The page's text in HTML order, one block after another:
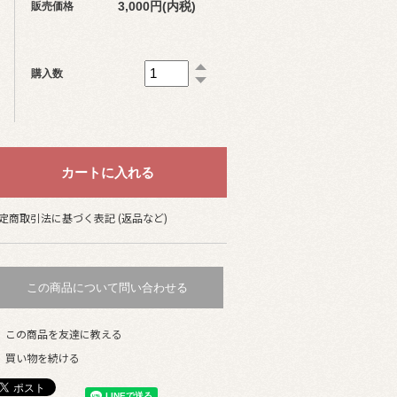
販売価格 3,000円(内税)
購入数
商取引法に基づく表記 (返品など)
この商品について問い合わせる
この商品を友達に教える
買い物を続ける